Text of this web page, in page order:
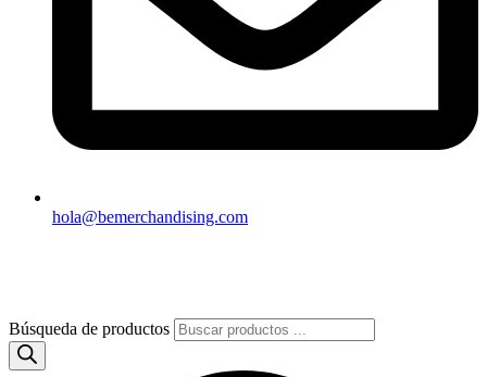
hola@bemerchandising.com
Búsqueda de productos